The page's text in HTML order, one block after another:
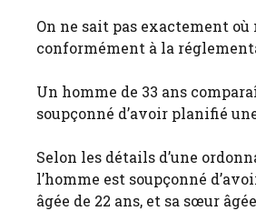
On ne sait pas exactement où
conformément à la
Un homme de 33 ans
soupçonné d’avoir planifié
Selon les détails d’une
l’homme est soupçonné
âgée de 22 ans, et sa sœur